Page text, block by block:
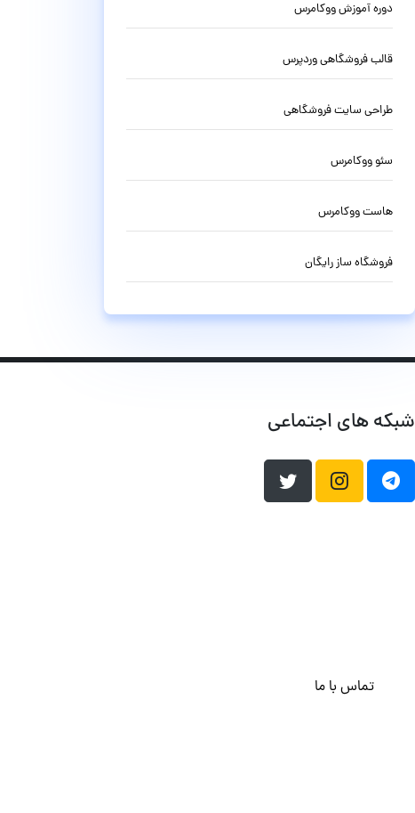
دوره آموزش ووکامرس
قالب فروشگاهی وردپرس
طراحی سایت فروشگاهی
سئو ووکامرس
هاست ووکامرس
فروشگاه ساز رایگان
شبکه های اجتماعی
تماس با ما